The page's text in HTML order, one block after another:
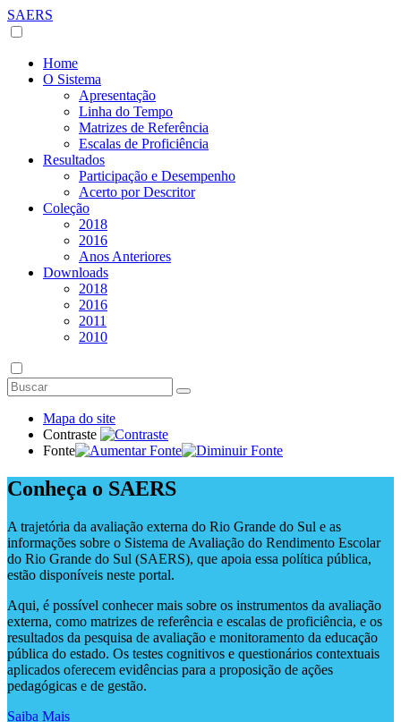
SAERS
Home
O Sistema
Apresentação
Linha do Tempo
Matrizes de Referência
Escalas de Proficiência
Resultados
Participação e Desempenho
Acerto por Descritor
Coleção
2018
2016
Anos Anteriores
Downloads
2018
2016
2011
2010
Mapa do site
Contraste
Fonte
Conheça o SAERS
A trajetória da avaliação externa do Rio Grande do Sul e as
informações sobre o Sistema de Avaliação do Rendimento Escolar
do Rio Grande do Sul (SAERS), que apoia essa política pública,
estão disponíveis neste portal.
Aqui, é possível conhecer mais sobre os instrumentos da avaliação
externa, como matrizes de referência e escalas de proficiência, e os
resultados da pesquisa de avaliação e monitoramento da educação
pública do estado. Os testes cognitivos e questionários contextuais
aplicados oferecem evidências para a proposição de ações
pedagógicas e de gestão.
Saiba Mais